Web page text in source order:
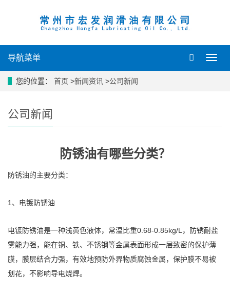
导
导航菜单
您的位置： 首页 >新闻资讯 >公司新闻
公司新闻
防锈油有哪些分类？
防锈油的主要分类：
1、电镀防锈油
电镀防锈油是一种浅黄色液体，常温比重0.68-0.85kg/L，防锈耐盐
雾能力强，能在铜、铁、不锈钢等金属表面形成一层致密的保护薄
膜，膜层结合力强，有效地预防外界物质腐蚀金属，保护膜不易被
划花，不影响导电烧焊。